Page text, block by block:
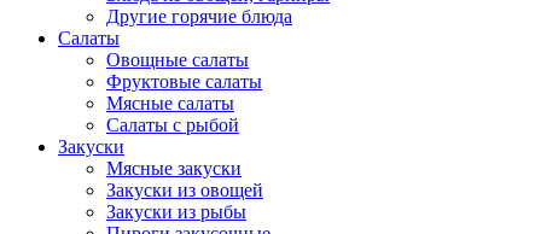
Другие горячие блюда
Салаты
Овощные салаты
Фруктовые салаты
Мясные салаты
Салаты с рыбой
Закуски
Мясные закуски
Закуски из овощей
Закуски из рыбы